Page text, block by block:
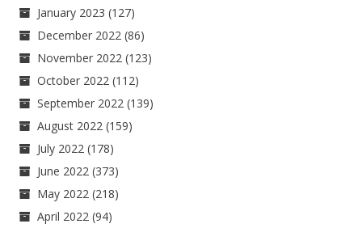
January 2023 (127)
December 2022 (86)
November 2022 (123)
October 2022 (112)
September 2022 (139)
August 2022 (159)
July 2022 (178)
June 2022 (373)
May 2022 (218)
April 2022 (94)